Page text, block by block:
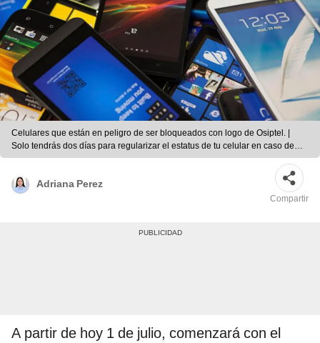
Celulares que están en peligro de ser bloqueados con logo de Osiptel. |
Solo tendrás dos días para regularizar el estatus de tu celular en caso de
que te llegue un mensaje de que será bloquead | Composición LR
Adriana Perez
Compartir
A partir de hoy 1 de julio, comenzará con el